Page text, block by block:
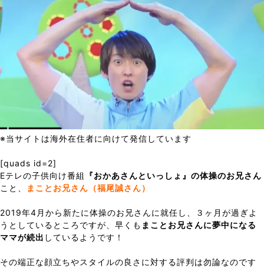
※当サイトは海外在住者に向けて発信しています
[quads id=2]
Eテレの子供向け番組
『おかあさんといっしょ』の体操のお兄さん
こと、
まことお兄さん（福尾誠さん）
2019年4月から新たに体操のお兄さんに就任し、３ヶ月が過ぎよ
うとしているところですが、早くも まことお兄さんに夢中になる
ママが続出 しているようです！
その端正な顔立ちやスタイルの良さに対する評判は勿論なのです